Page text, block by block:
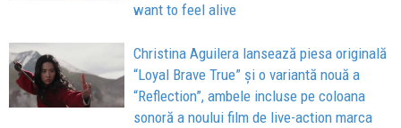
want to feel alive
Christina Aguilera lansează piesa originală
“Loyal Brave True” și o variantă nouă a
“Reflection”, ambele incluse pe coloana
sonoră a noului film de live-action marca